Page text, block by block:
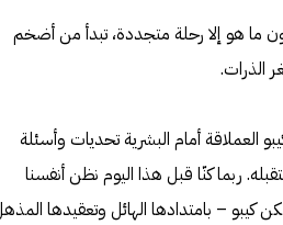
ما هو إلا رحلة متجددة، تبدأ من أضخم
الذرات.
العملاقة أمام البشرية تحديات وأسئلة
ربما كنّا قبل هذا اليوم نظن أنفسنا
– بامتدادها الهائل وتعقيدها